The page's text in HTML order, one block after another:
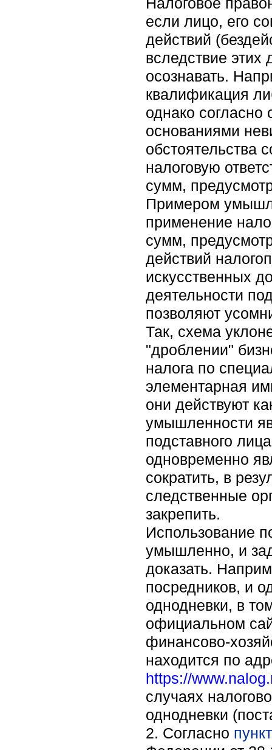
если лицо, его
действий
вследствие этих
осознавать.
квалификация
однако
основаниями
обстоятельства
налоговую
сумм,
Примером
применение
сумм,
действий
искусственных
деятельности
позволяют
Так, схема
"дроблении"
налога по
элементарная
они действуют
умышленности
подставного
одновременно
сократить, в
следственные
закрепить.
Использование
умышленно, и
доказать.
посредников, и
однодневки, в
официальном
финансово-
находится по
https://
случаях
однодневки
2. Согласно